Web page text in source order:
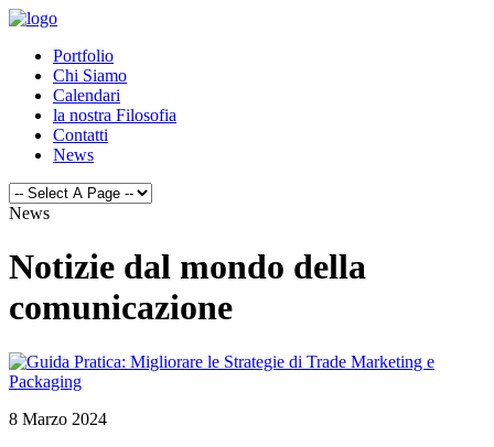
Portfolio
Chi Siamo
Calendari
la nostra Filosofia
Contatti
News
News
Notizie dal mondo della
comunicazione
8 Marzo 2024